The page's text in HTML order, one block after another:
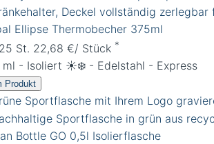
Ellipse Thermobecher 375ml
St. 22,68 €/ Stück *
ml - Isoliert ☀️❄️ - Edelstahl - Express
Produkt
Bottle GO 0,5l Isolierflasche